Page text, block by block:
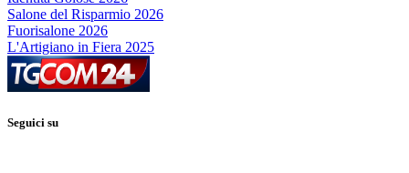
Salone del Risparmio 2026
Fuorisalone 2026
L'Artigiano in Fiera 2025
Seguici su